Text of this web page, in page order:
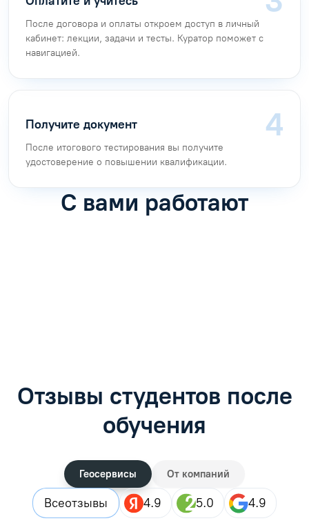
После договора и оплаты откроем доступ в личный
кабинет: лекции, задачи и тесты. Куратор поможет с
навигацией.
Получите документ
После итогового тестирования вы получите
удостоверение о повышении квалификации.
С вами работают
Отзывы студентов после
обучения
Геосервисы От компаний
Всеотзывы 4.9 5.0 4.9